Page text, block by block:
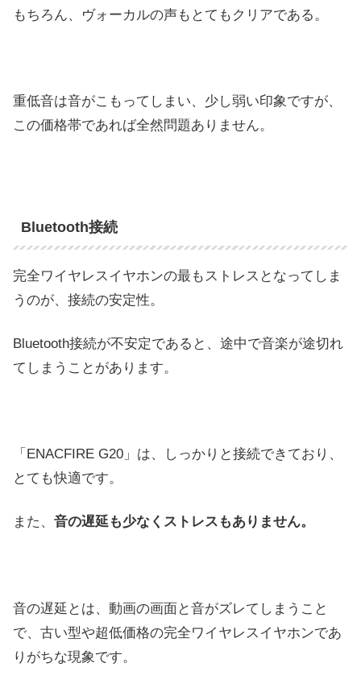
もちろん、ヴォーカルの声もとてもクリアである。
重低音は音がこもってしまい、少し弱い印象ですが、
この価格帯であれば全然問題ありません。
Bluetooth接続
完全ワイヤレスイヤホンの最もストレスとなってしま
うのが、接続の安定性。
Bluetooth接続が不安定であると、途中で音楽が途切れ
てしまうことがあります。
「ENACFIRE G20」は、しっかりと接続できており、
とても快適です。
また、 音の遅延も少なくストレスもありません。
音の遅延とは、動画の画面と音がズレてしまうこと
で、古い型や超低価格の完全ワイヤレスイヤホンであ
りがちな現象です。